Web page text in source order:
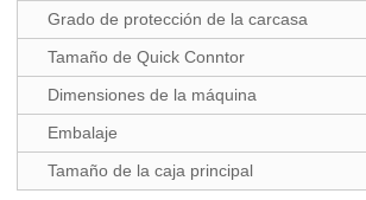
Grado de protección de la carcasa
Tamaño de Quick Conntor
Dimensiones de la máquina
Embalaje
Tamaño de la caja principal